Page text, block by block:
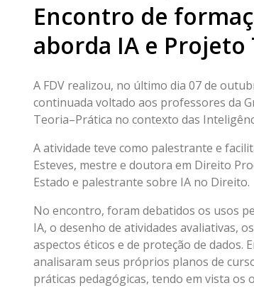
Encontro de
aborda IA e Projeto
A FDV realizou, no último dia 07 de
continuada voltado aos professores da
Teoria–Prática no contexto das
A atividade teve como palestrante e
Esteves, mestre e doutora em Direito
Estado e palestrante sobre IA no Direito.
No encontro, foram debatidos os usos
IA, o desenho de atividades avaliativas,
aspectos éticos e de proteção de dados.
analisaram seus próprios planos de
práticas pedagógicas, tendo em vista